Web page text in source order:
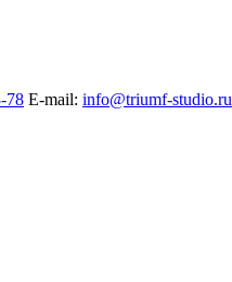
78 E-mail: info@triumf-studio.ru